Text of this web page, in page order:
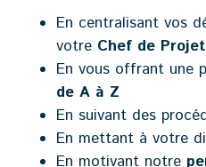
En centralisant vos
votre Chef de Projet
En vous offrant une
de A à Z
En suivant des
En mettant à votre
En motivant notre